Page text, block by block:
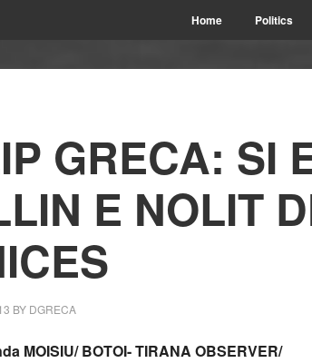
Home Politics
GRECA: SI
E NOLIT
BY DGRECA
MOISIU/ BOTOI- TIRANA OBSERVER/